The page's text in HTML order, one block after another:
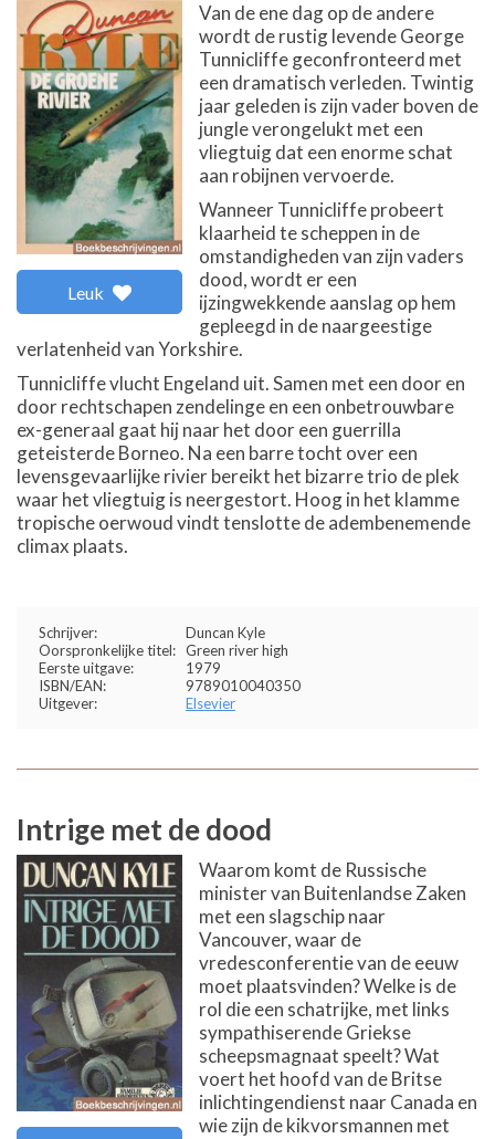
Leuk
Van de ene dag op de andere
wordt de rustig levende George
Tunnicliffe geconfronteerd met
een dramatisch verleden. Twintig
jaar geleden is zijn vader boven de
jungle verongelukt met een
vliegtuig dat een enorme schat
aan robijnen vervoerde.
Wanneer Tunnicliffe probeert
klaarheid te scheppen in de
omstandigheden van zijn vaders
dood, wordt er een
ijzingwekkende aanslag op hem
gepleegd in de naargeestige
verlatenheid van Yorkshire.
Tunnicliffe vlucht Engeland uit. Samen met een door en
door rechtschapen zendelinge en een onbetrouwbare
ex-generaal gaat hij naar het door een guerrilla
geteisterde Borneo. Na een barre tocht over een
levensgevaarlijke rivier bereikt het bizarre trio de plek
waar het vliegtuig is neergestort. Hoog in het klamme
tropische oerwoud vindt tenslotte de adembenemende
climax plaats.
Schrijver:
Duncan Kyle
Oorspronkelijke titel: Green river high
Eerste uitgave:
1979
ISBN/EAN:
9789010040350
Uitgever:
Elsevier
Intrige met de dood
Waarom komt de Russische
minister van Buitenlandse Zaken
met een slagschip naar
Vancouver, waar de
vredesconferentie van de eeuw
moet plaatsvinden? Welke is de
rol die een schatrijke, met links
sympathiserende Griekse
scheepsmagnaat speelt? Wat
voert het hoofd van de Britse
inlichtingendienst naar Canada en
wie zijn de kikvorsmannen met